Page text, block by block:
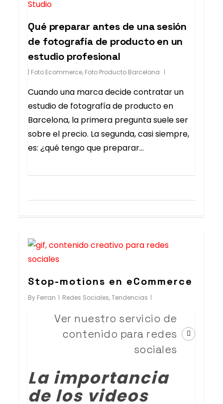
Qué preparar antes de una sesión
de fotografía de producto en un
estudio profesional
| Foto Ecommerce, Foto Producto Barcelona
Cuando una marca decide contratar un
estudio de fotografía de producto en
Barcelona, la primera pregunta suele ser
sobre el precio. La segunda, casi siempre,
es: ¿qué tengo que preparar…
Stop-motions en eCommerce
By Ferran Redes Sociales,Tendencias
Ver nuestro servicio de
contenido para redes
sociales
La importancia
de los videos
0